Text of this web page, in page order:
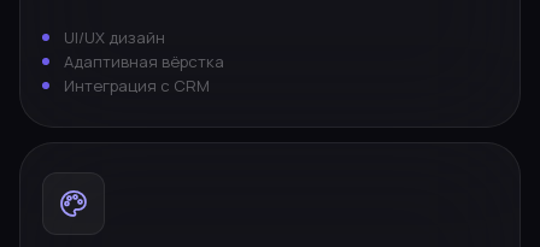
UI/UX дизайн
Адаптивная вёрстка
Интеграция с CRM